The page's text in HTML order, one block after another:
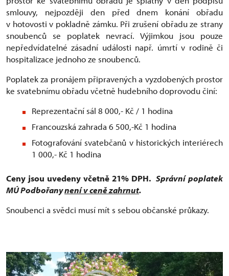
smlouvy, nejpozději den před dnem konání obřadu
v hotovosti v pokladně zámku. Při zrušení obřadu ze strany
snoubenců se poplatek nevrací. Výjimkou jsou pouze
nepředvídatelné zásadní události např. úmrtí v rodině či
hospitalizace jednoho ze snoubenců.
Poplatek za pronájem připravených a vyzdobených prostor
ke svatebnímu obřadu včetně hudebního doprovodu činí:
Reprezentační sál 8 000,- Kč / 1 hodina
Francouzská zahrada 6 500,-Kč 1 hodina
Fotografování svatebčanů v historických interiérech
1 000,- Kč 1 hodina
Ceny jsou uvedeny včetně 21% DPH. Správní poplatek
MÚ Podbořanynení v ceně zahrnut.
Snoubenci a svědci musí mít s sebou občanské průkazy.